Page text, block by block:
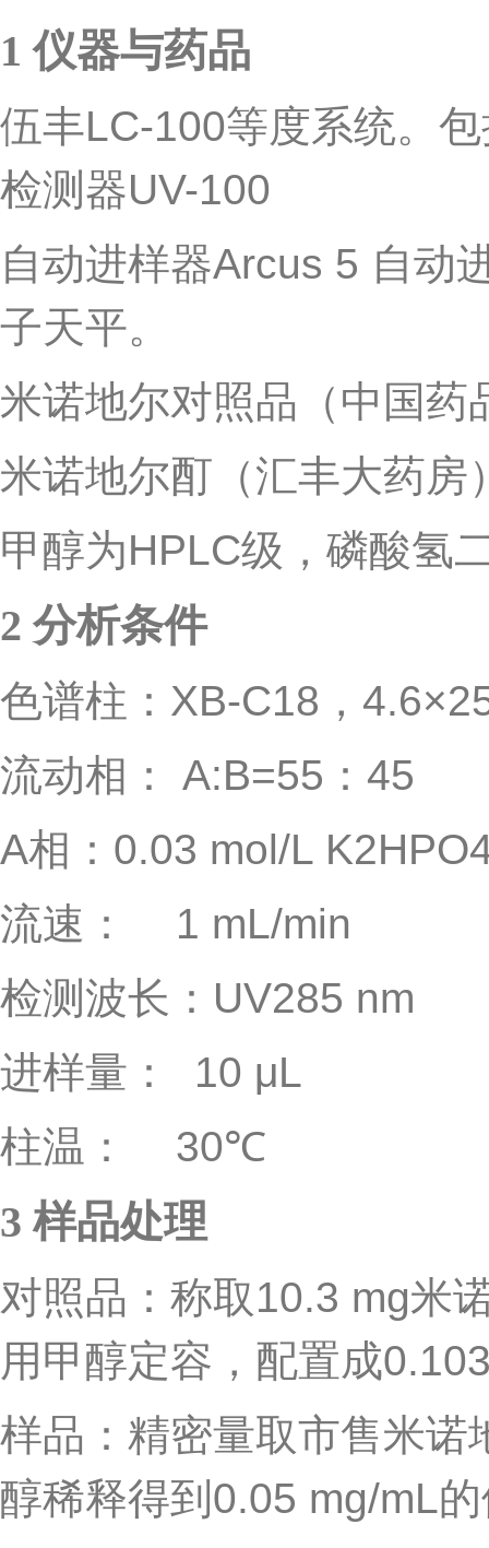
1仪器与药品
伍丰LC-100等度系统。
检测器UV-100
自动进样器Arcus 5 自动
子天平。
米诺地尔对照品（中国药
米诺地尔酊（汇丰大药房
甲醇为HPLC级，磷酸氢
2 分析条件
色谱柱： XB-C18 ，
流动相：
A:B=55 ： 45
A相： 0.03 mol/L
流速：
1 mL/min
检测波长： UV285 nm
进样量：
10 μL
柱温：
30℃
3 样品处理
对照品：称取10.3 mg米
用甲醇定容，配置成
样品：精密量取市售米诺
醇稀释得到 0.05 mg/mL